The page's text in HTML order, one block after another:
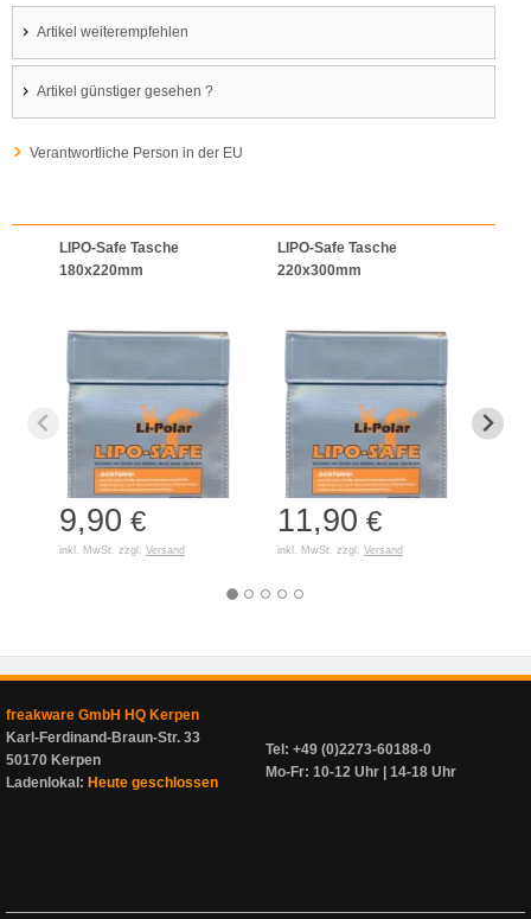
Artikel weiterempfehlen
Artikel günstiger gesehen ?
Verantwortliche Person in der EU
LIPO-Safe Tasche
180x220mm
9,90 €
inkl. MwSt. zzgl. Versand
LIPO-Safe Tasche
220x300mm
11,90 €
inkl. MwSt. zzgl. Versand
freakware GmbH HQ Kerpen
Karl-Ferdinand-Braun-Str. 33
50170 Kerpen
Ladenlokal: Heute geschlossen
Tel: +49 (0)2273-60188-0
Mo-Fr: 10-12 Uhr | 14-18 Uhr